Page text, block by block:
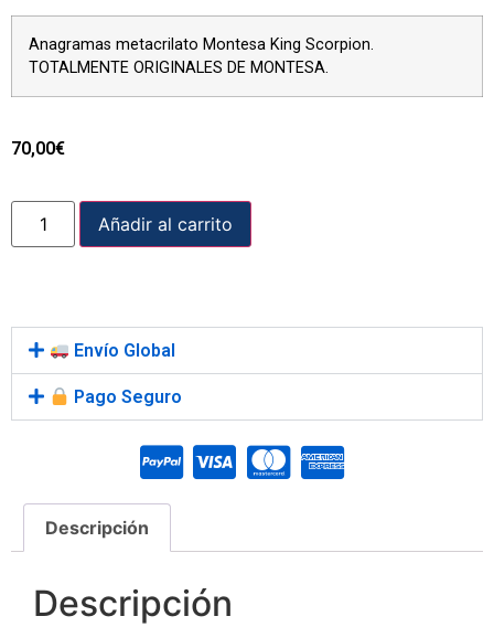
Anagramas metacrilato Montesa King Scorpion.
TOTALMENTE ORIGINALES DE MONTESA.
70,00€
Añadir al carrito
Envío Global
Pago Seguro
Descripción
Descripción